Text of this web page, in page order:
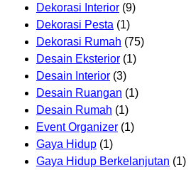
Dekorasi Interior (9)
Dekorasi Pesta (1)
Dekorasi Rumah (75)
Desain Eksterior (1)
Desain Interior (3)
Desain Ruangan (1)
Desain Rumah (1)
Event Organizer (1)
Gaya Hidup (1)
Gaya Hidup Berkelanjutan (1)